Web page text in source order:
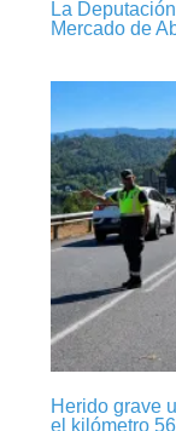
La
Mercado de
Herido grave
el kilómetro